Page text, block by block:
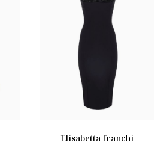
elisabetta franchi